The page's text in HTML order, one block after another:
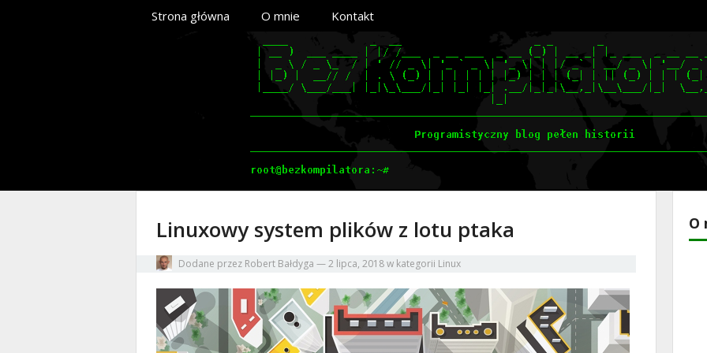
Strona główna O mnie Kontakt
Linuxowy system plików z lotu ptaka
Dodane przez Robert Bałdyga —2 lipca, 2018w kategorii Linux
O